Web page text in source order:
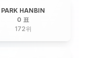
PARK HANBIN
0 표
172위